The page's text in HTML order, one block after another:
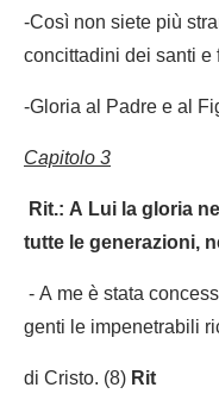
-Così non siete più
concittadini dei santi
-Gloria al Padre e al
Capitolo 3
Rit.: A Lui la gloria
tutte le generazioni,
- A me è stata
genti le impenetrabili
di Cristo. (8)Rit